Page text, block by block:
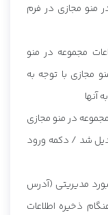
منو مجازی در فرم
مجموعه در منو
مجازی با توجه به
آنها
در منو مجازی
و به 2 سربرگ تبدیل شد / دکمه ورود
مدیریتی (آدرس
ذخیره اطلاعات